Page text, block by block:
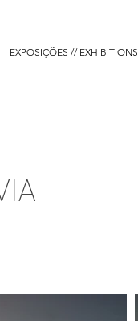
EXPOSIÇÕES // EXHIBITIONS